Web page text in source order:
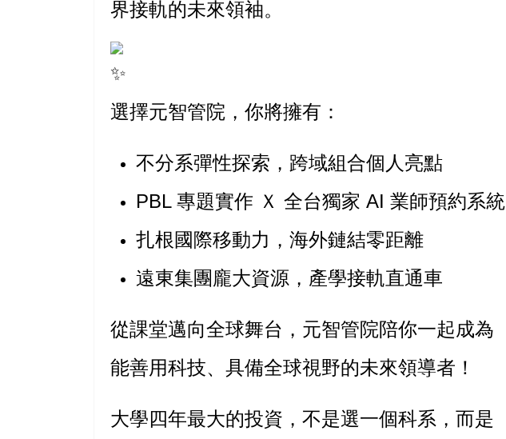
界接軌的未來領袖。
選擇元智管院，你將擁有：
不分系彈性探索，跨域組合個人亮點
PBL 專題實作 Ｘ 全台獨家 AI 業師預約系統
扎根國際移動力，海外鏈結零距離
遠東集團龐大資源，產學接軌直通車
從課堂邁向全球舞台，元智管院陪你一起成為
能善用科技、具備全球視野的未來領導者！
大學四年最大的投資，不是選一個科系，而是